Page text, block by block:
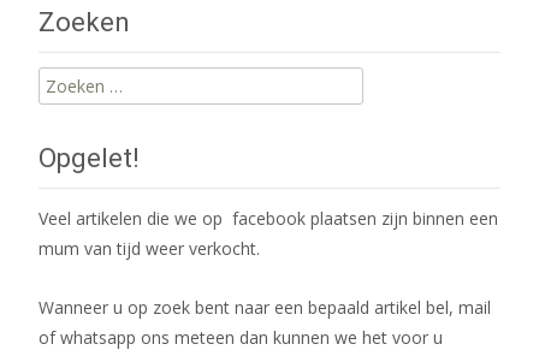
Zoeken
Zoeken
naar:
Opgelet!
Veel artikelen die we op facebook plaatsen zijn binnen een
mum van tijd weer verkocht.
Wanneer u op zoek bent naar een bepaald artikel bel, mail
of whatsapp ons meteen dan kunnen we het voor u